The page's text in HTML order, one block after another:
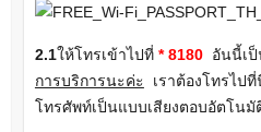
2.1ให้โทรเข้าไปที่* 8180อันนี้เป็
การบริการนะค่ะ เราต้องโทรไป
โทรศัพท์เป็นแบบเสียงตอบอัตโนมั